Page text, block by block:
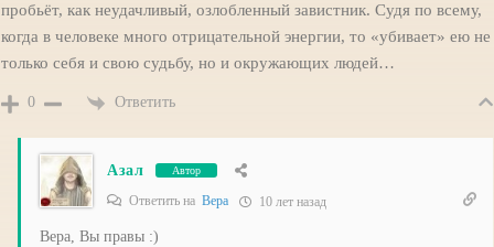
пробьёт, как неудачливый, озлобленный завистник. Судя по всему,
когда в человеке много отрицательной энергии, то «убивает» ею не
только себя и свою судьбу, но и окружающих людей…
0 Ответить
Азал Автор
Ответить на Вера 10 лет назад
Вера, Вы правы :)